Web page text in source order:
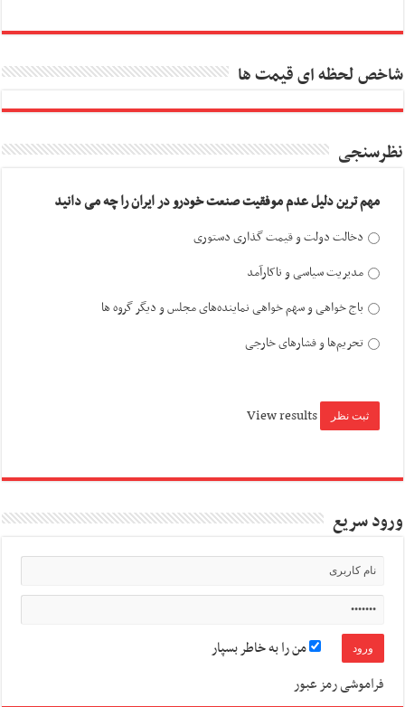
شاخص لحظه ای قیمت ها
نظرسنجی
مهم ترین دلیل عدم موفقیت صنعت خودرو در ایران را چه می دانید
دخالت دولت و قیمت گذاری دستوری
مدیریت سیاسی و ناکارآمد
باج خواهی و سهم خواهی نماینده‌های مجلس و دیگر گروه ها
تحریم‌ها و فشارهای خارجی
View results
ورود سریع
من را به خاطر بسپار
فراموشی رمز عبور